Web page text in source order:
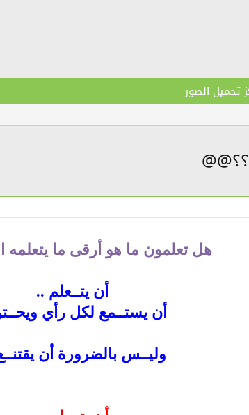
تحميل الصور
هل تعلمون ما هو أرقى ما يتعلمه
أن يتــعلم ..
أن يستــمع لكل رأي
وليــس بالضرورة أن